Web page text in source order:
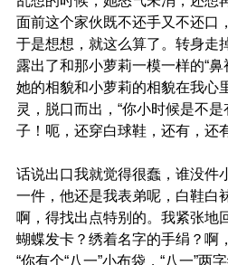
面前这个家伙既不还手又不还口
于是想想，就这么算了。转身走
露出了和那小萝莉一模一样的“鼻
她的相貌和小萝莉的相貌在我心
灵，脱口而出，“你小时候是不
子！呃，还穿白球鞋，还有，还
话说出口我就觉得很蠢，谁没件
一件，他还是我表弟呢，白鞋白
啊，得找出点特别的。我紧张地
蝴蝶发卡？绣着名字的手绢？啊
“你有个“八一”小布袋，“八一”两